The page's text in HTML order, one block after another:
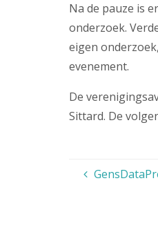
Na de pauze is
onderzoek.
eigen
evenement.
De
Sittard. De